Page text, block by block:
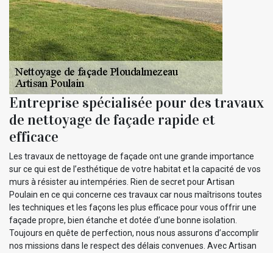
Entreprise spécialisée pour des travaux
de nettoyage de façade rapide et
efficace
Les travaux de nettoyage de façade ont une grande importance
sur ce qui est de l’esthétique de votre habitat et la capacité de vos
murs à résister au intempéries. Rien de secret pour Artisan
Poulain en ce qui concerne ces travaux car nous maîtrisons toutes
les techniques et les façons les plus efficace pour vous offrir une
façade propre, bien étanche et dotée d’une bonne isolation.
Toujours en quête de perfection, nous nous assurons d’accomplir
nos missions dans le respect des délais convenues. Avec Artisan